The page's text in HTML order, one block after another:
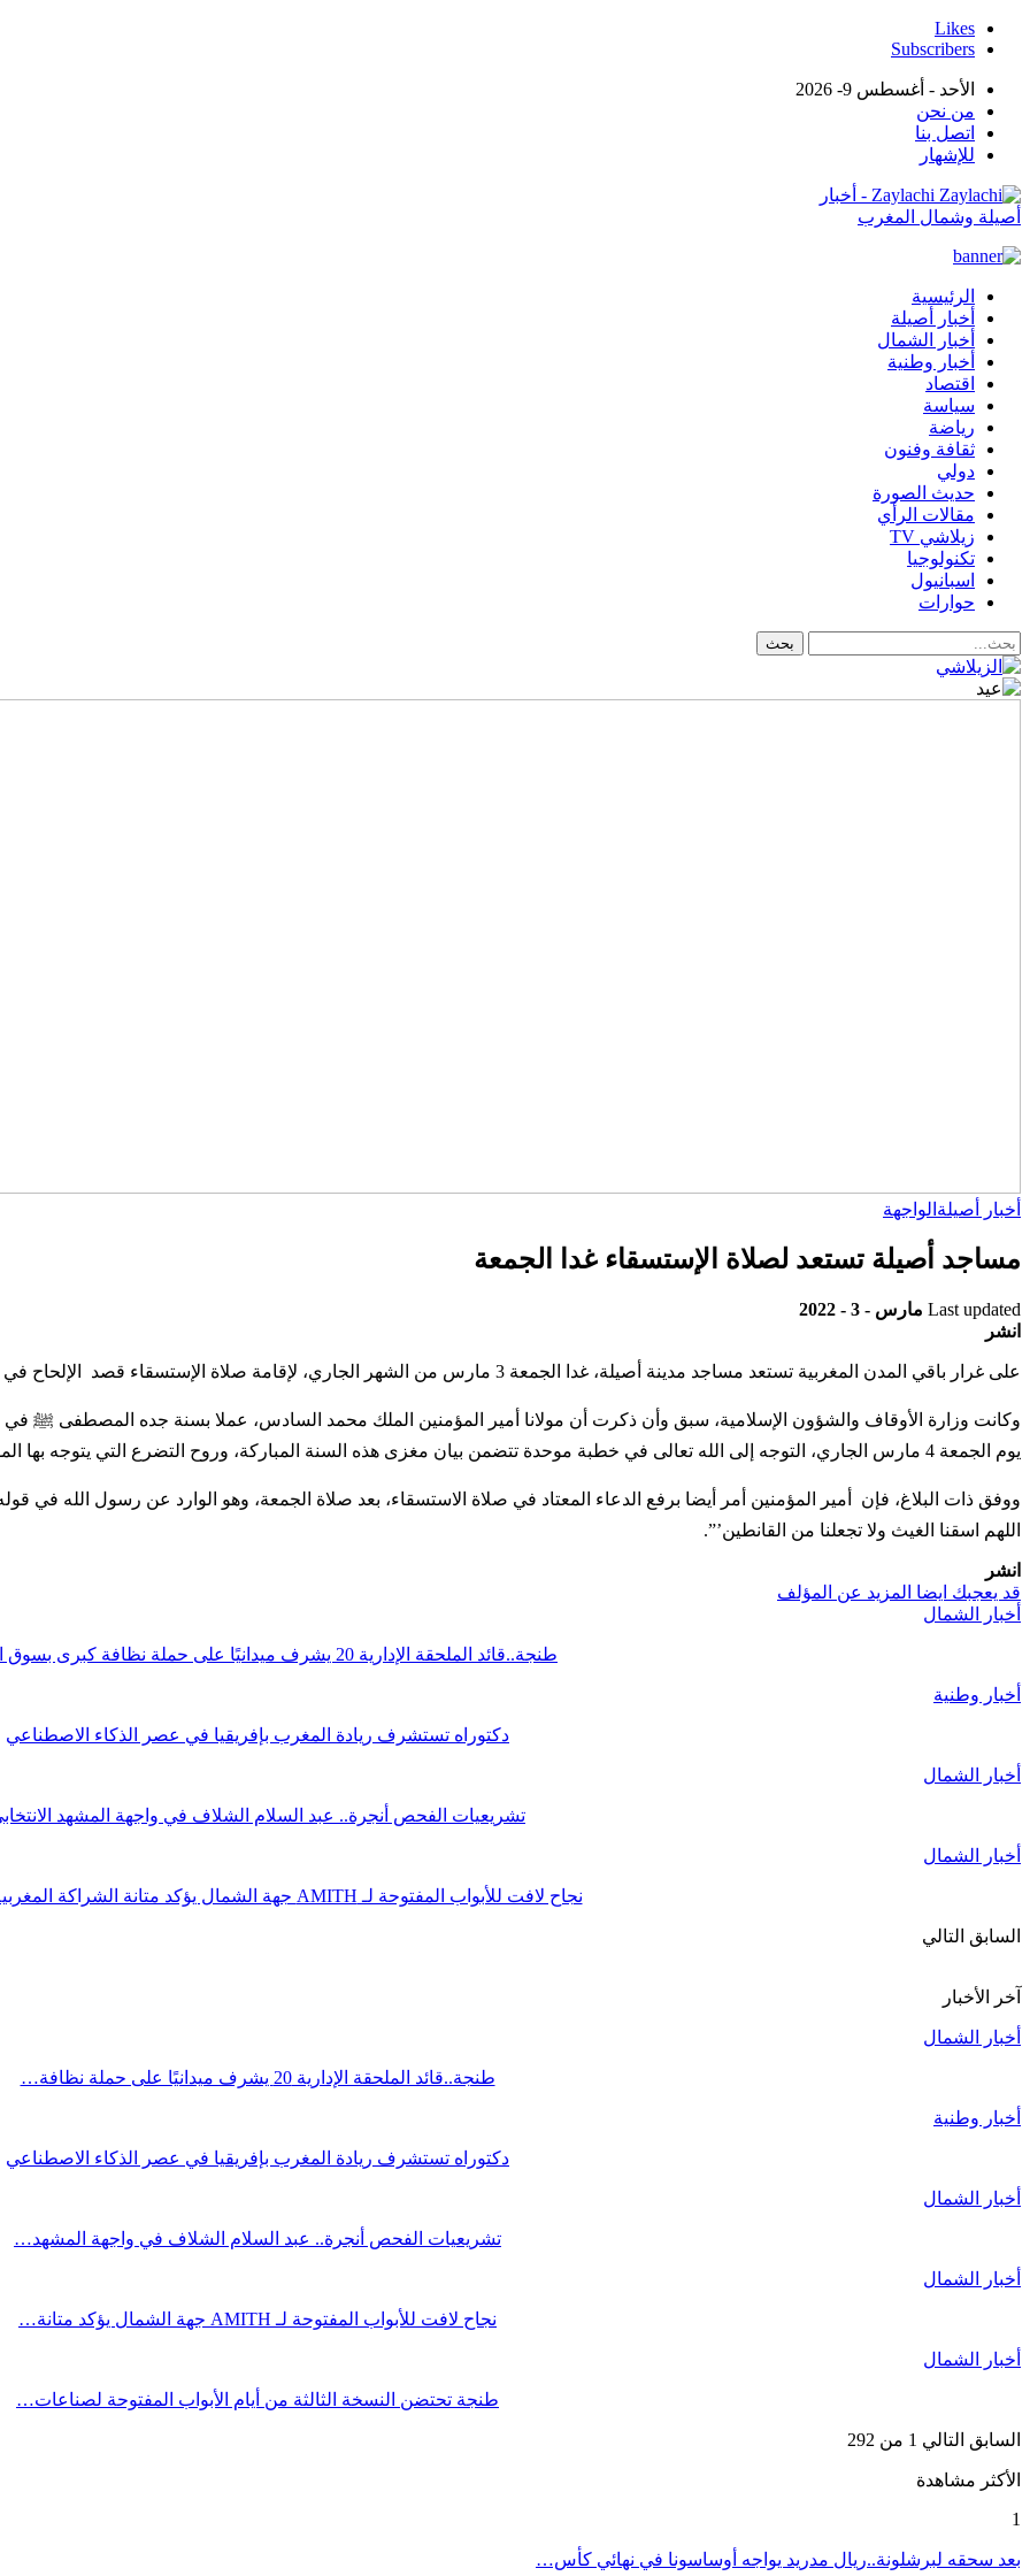
Likes
Subscribers
الأحد - أغسطس 9- 2026
من نحن
اتصل بنا
للإشهار
Zaylachi - أخبار
أصيلة وشمال المغرب
الرئيسية
أخبار أصيلة
أخبار الشمال
أخبار وطنية
اقتصاد
سياسة
رياضة
ثقافة وفنون
دولي
حديث الصورة
مقالات الرأي
زيلاشي TV
تكنولوجيا
اسبانيول
حوارات
أخبار أصيلة الواجهة
مساجد أصيلة تستعد لصلاة الإستسقاء غدا الجمعة
Last updated مارس - 3 - 2022
انشر
على غرار باقي المدن المغربية تستعد مساجد مدينة أصيلة، غدا الجمعة 3 مارس من الشهر الجاري، لإقامة صلاة الإستسقاء قصد الإلحاح في الدعاء وطلب الغيث، بعد صلاة الجمعة.
وكانت وزارة الأوقاف والشؤون الإسلامية، سبق وأن ذكرت أن مولانا أمير المؤمنين الملك محمد السادس، عملا بسنة جده المصطفى ﷺ في
يوم الجمعة 4 مارس الجاري، التوجه إلى الله تعالى في خطبة موحدة تتضمن بيان مغزى هذه السنة المباركة، وروح التضرع التي يتوجه بها المؤمنون والمؤمنات إلى الله في مثل هذه المناسبة.
ووفق ذات البلاغ، فإن أمير المؤمنين أمر أيضا برفع الدعاء المعتاد في صلاة الاستسقاء، بعد صلاة الجمعة، وهو الوارد عن رسول الله في
اللهم اسقنا الغيث ولا تجعلنا من القانطين’”.
انشر
قد يعجبك ايضا المزيد عن المؤلف
أخبار الشمال
طنجة..قائد الملحقة الإدارية 20 يشرف ميدانيًا على حملة نظافة كبرى بسوق الوردة
أخبار وطنية
دكتوراه تستشرف ريادة المغرب بإفريقيا في عصر الذكاء الاصطناعي
أخبار الشمال
تشريعيات الفحص أنجرة.. عبد السلام الشلاف في واجهة المشهد
أخبار الشمال
نجاح لافت للأبواب المفتوحة لـ AMITH جهة الشمال يؤكد متانة الشراكة المغربية الصينية
السابق التالي
آخر الأخبار
أخبار الشمال
طنجة..قائد الملحقة الإدارية 20 يشرف ميدانيًا على حملة نظافة…
أخبار وطنية
دكتوراه تستشرف ريادة المغرب بإفريقيا في عصر الذكاء الاصطناعي
أخبار الشمال
تشريعيات الفحص أنجرة.. عبد السلام الشلاف في واجهة المشهد…
أخبار الشمال
نجاح لافت للأبواب المفتوحة لـ AMITH جهة الشمال يؤكد متانة…
أخبار الشمال
طنجة تحتضن النسخة الثالثة من أيام الأبواب المفتوحة لصناعات…
السابق التالي 1 من 292
الأكثر مشاهدة
1
بعد سحقه لبرشلونة..ريال مدريد يواجه أوساسونا في نهائي كأس…